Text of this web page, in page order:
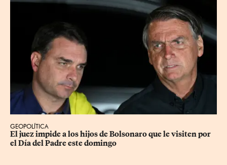
GEOPOLÍTICA
El juez impide a los hijos de Bolsonaro que le visiten por
el Día del Padre este domingo